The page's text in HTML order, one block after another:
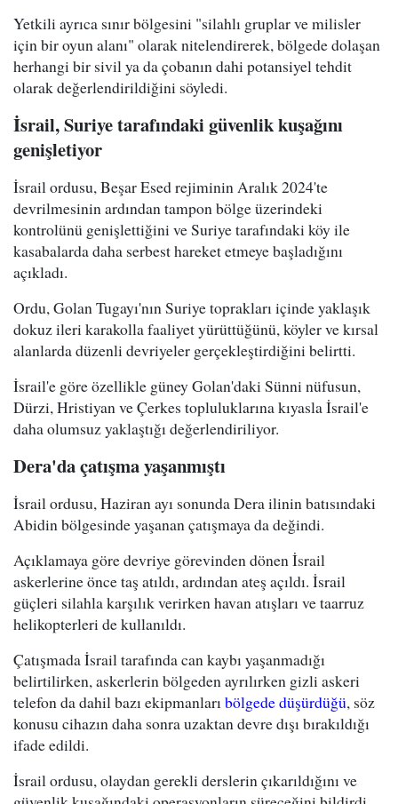
Yetkili ayrıca sınır bölgesini "silahlı gruplar ve milisler
için bir oyun alanı" olarak nitelendirerek, bölgede dolaşan
herhangi bir sivil ya da çobanın dahi potansiyel tehdit
olarak değerlendirildiğini söyledi.
İsrail, Suriye tarafındaki güvenlik kuşağını
genişletiyor
İsrail ordusu, Beşar Esed rejiminin Aralık 2024'te
devrilmesinin ardından tampon bölge üzerindeki
kontrolünü genişlettiğini ve Suriye tarafındaki köy ile
kasabalarda daha serbest hareket etmeye başladığını
açıkladı.
Ordu, Golan Tugayı'nın Suriye toprakları içinde yaklaşık
dokuz ileri karakolla faaliyet yürüttüğünü, köyler ve kırsal
alanlarda düzenli devriyeler gerçekleştirdiğini belirtti.
İsrail'e göre özellikle güney Golan'daki Sünni nüfusun,
Dürzi, Hristiyan ve Çerkes topluluklarına kıyasla İsrail'e
daha olumsuz yaklaştığı değerlendiriliyor.
Dera'da çatışma yaşanmıştı
İsrail ordusu, Haziran ayı sonunda Dera ilinin batısındaki
Abidin bölgesinde yaşanan çatışmaya da değindi.
Açıklamaya göre devriye görevinden dönen İsrail
askerlerine önce taş atıldı, ardından ateş açıldı. İsrail
güçleri silahla karşılık verirken havan atışları ve taarruz
helikopterleri de kullanıldı.
Çatışmada İsrail tarafında can kaybı yaşanmadığı
belirtilirken, askerlerin bölgeden ayrılırken gizli askeri
telefon da dahil bazı ekipmanlarıbölgede düşürdüğü, söz
konusu cihazın daha sonra uzaktan devre dışı bırakıldığı
ifade edildi.
İsrail ordusu, olaydan gerekli derslerin çıkarıldığını ve